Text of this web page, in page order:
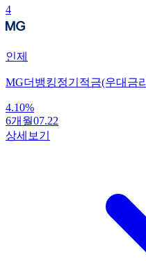
4
인제
MG더뱅킹정기적금(우대금
4.10%
6개월07.22
상세보기